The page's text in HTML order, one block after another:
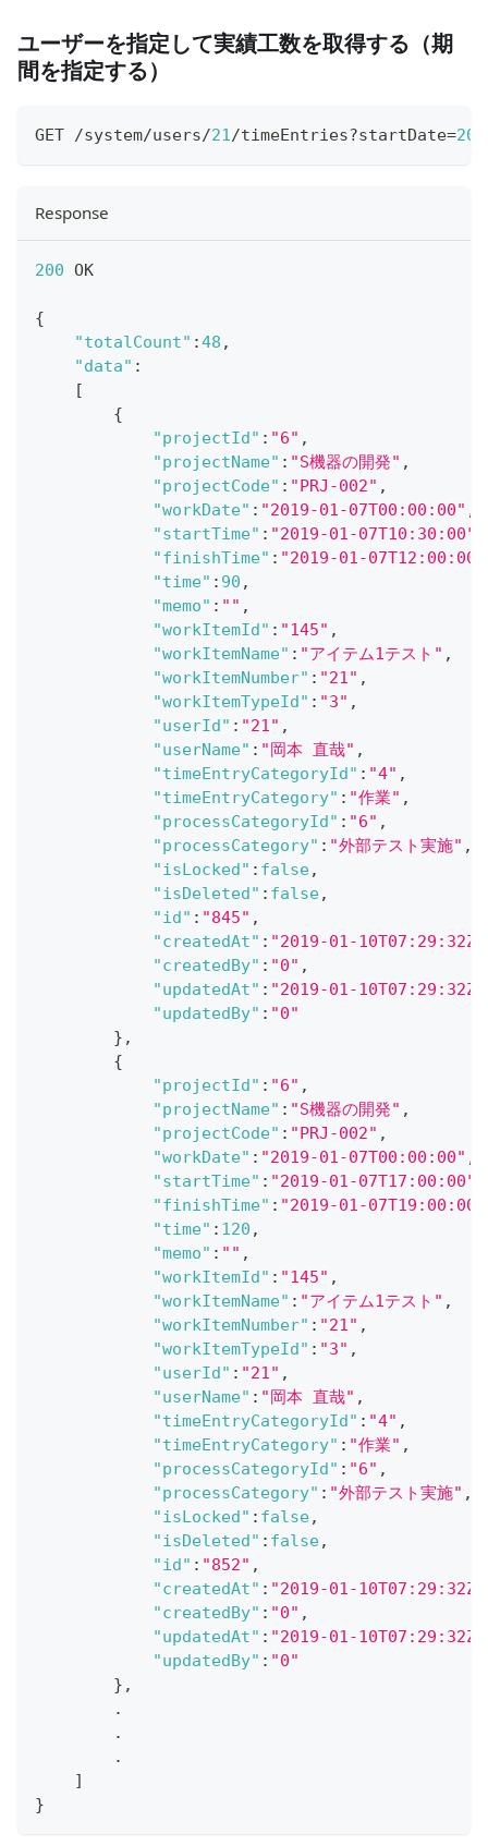
ユーザーを指定して実績工数を取得する（期
間を指定する）
GET /system/users/21/timeEntries?startDate=
Response
200 OK
{
"totalCount" :48 ,
"data" :
[
{
"projectId" : "6" ,
"projectName" : "S機器の開発" ,
"projectCode" : "PRJ-002" ,
"workDate" : "2019-01-07T00:00:00" ,
"startTime" : "2019-01-07T10:30:00"
"finishTime" : "2019-01-07T12:00:00"
"time" : 90 ,
"memo" : "" ,
"workItemId" : "145" ,
"workItemName" : "アイテム1テスト" ,
"workItemNumber" : "21" ,
"workItemTypeId" : "3" ,
"userId" : "21" ,
"userName" : "岡本 直哉" ,
"timeEntryCategoryId" : "4" ,
"timeEntryCategory" : "作業" ,
"processCategoryId" : "6" ,
"processCategory" : "外部テスト実施" ,
"isLocked" : false,
"isDeleted" : false,
"id" : "845" ,
"createdAt" : "2019-01-10T07:29:32Z"
"createdBy" : "0" ,
"updatedAt" : "2019-01-10T07:29:32Z"
"updatedBy" : "0"
} ,
{
"projectId" : "6" ,
"projectName" : "S機器の開発" ,
"projectCode" : "PRJ-002" ,
"workDate" : "2019-01-07T00:00:00" ,
"startTime" : "2019-01-07T17:00:00"
"finishTime" : "2019-01-07T19:00:00"
"time" : 120 ,
"memo" : "" ,
"workItemId" : "145" ,
"workItemName" : "アイテム1テスト" ,
"workItemNumber" : "21" ,
"workItemTypeId" : "3" ,
"userId" : "21" ,
"userName" : "岡本 直哉" ,
"timeEntryCategoryId" : "4" ,
"timeEntryCategory" : "作業" ,
"processCategoryId" : "6" ,
"processCategory" : "外部テスト実施" ,
"isLocked" : false,
"isDeleted" : false,
"id" : "852" ,
"createdAt" : "2019-01-10T07:29:32Z"
"createdBy" : "0" ,
"updatedAt" : "2019-01-10T07:29:32Z"
"updatedBy" : "0"
} ,
        .
        .
        .
]
}